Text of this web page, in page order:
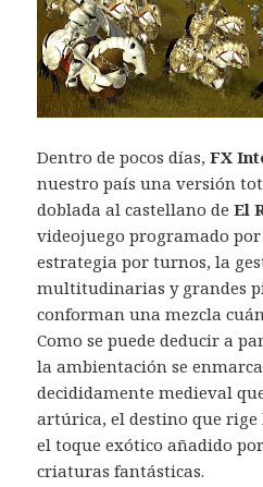
Dentro de pocos días,FX
nuestro país una versión
doblada al castellano deEl
videojuego programado
estrategia por turnos, la
multitudinarias y grandes
conforman una mezcla
Como se puede deducir a
la ambientación se
decididamente medieval
artúrica, el destino que
el toque exótico añadido
criaturas fantásticas.